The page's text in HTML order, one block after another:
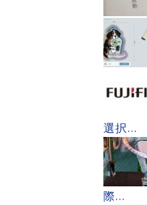
選択...
際...